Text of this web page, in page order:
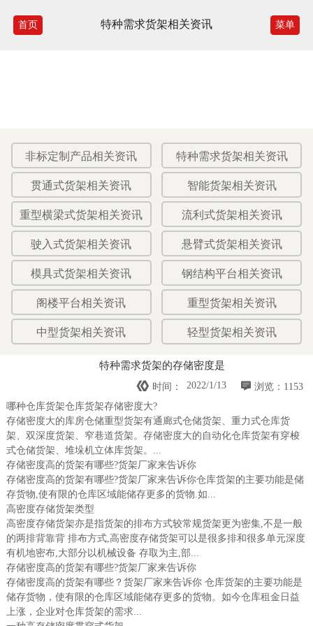
首页 特种需求货架相关资讯 菜单
非标定制产品相关资讯 特种需求货架相关资讯
贯通式货架相关资讯 智能货架相关资讯
重型横梁式货架相关资讯 流利式货架相关资讯
驶入式货架相关资讯 悬臂式货架相关资讯
模具式货架相关资讯 钢结构平台相关资讯
阁楼平台相关资讯 重型货架相关资讯
中型货架相关资讯 轻型货架相关资讯
特种需求货架的存储密度是
 浏览：1153
 时间：
2022/1/13
哪种仓库货架仓库货架存储密度大?
存储密度大的库房仓储重型货架有通廊式仓储货架、重力式仓库货
架、双深度货架、窄巷道货架。存储密度大的自动化仓库货架有穿梭
式仓储货架、堆垛机立体库货架。...
存储密度高的货架有哪些?货架厂家来告诉你
存储密度高的货架有哪些?货架厂家来告诉你仓库货架的主要功能是储
存货物,使有限的仓库区域能储存更多的货物.如...
高密度存储货架类型
高密度存储货架亦是指货架的排布方式较常规货架更为密集,不是一般
的两排背靠背 排布方式,高密度存储货架可以是很多排和很多单元深度
有机地密布,大部分以机械设备 存取为主,部...
存储密度高的货架有哪些?货架厂家来告诉你
存储密度高的货架有哪些？货架厂家来告诉你 仓库货架的主要功能是
储存货物，使有限的仓库区域能储存更多的货物。如今仓库租金日益
上涨，企业对仓库货架的需求...